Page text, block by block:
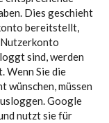
Dies geschieht
bereitstellt,
sind, werden
Wenn Sie die
wünschen, müssen
Google
nutzt sie für